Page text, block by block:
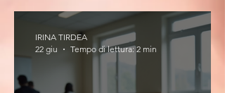
IRINA TIRDEA
22 giu
Tempo di lettura: 2 min